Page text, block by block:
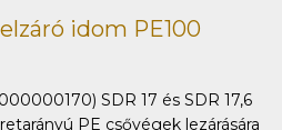
idom PE100
SDR 17 és SDR 17,6
PE csővégek lezárására